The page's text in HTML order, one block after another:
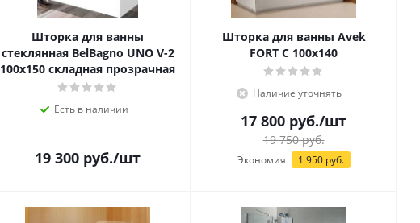
Шторка для ванны
стеклянная BelBagno UNO V-2
100х150 складная прозрачная
Есть в наличии
19 300 руб./шт
Шторка для ванны Avek
FORT C 100х140
Наличие уточнять
17 800 руб./шт
19 750руб.
Экономия 1 950руб.